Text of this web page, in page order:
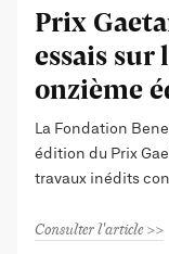
Prix
essais
onzième
La Fondation
édition du Prix
travaux inédits
Consulter l'article